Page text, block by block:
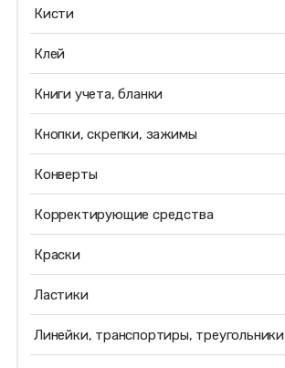
Кисти
Клей
Книги учета, бланки
Кнопки, скрепки, зажимы
Конверты
Корректирующие средства
Краски
Ластики
Линейки, транспортиры, треугольники